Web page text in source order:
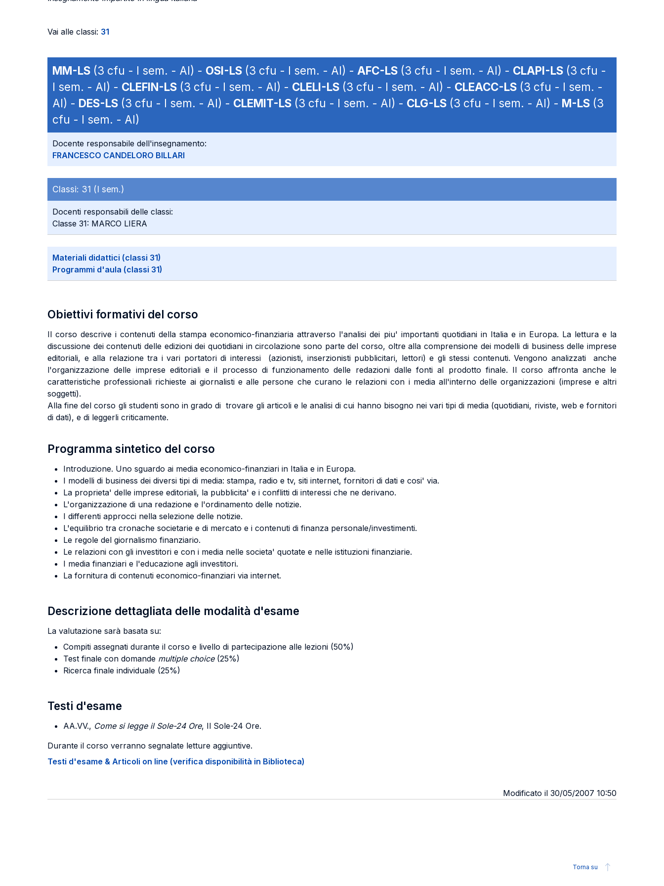
Vai alle classi: 31
MM-LS (3 cfu - I sem. - AI) - OSI-LS (3 cfu - I sem. - AI) - AFC-LS (3 cfu - I sem. - AI) - CLAPI-LS (3 cfu -
I sem. - AI) - CLEFIN-LS (3 cfu - I sem. - AI) - CLELI-LS (3 cfu - I sem. - AI) - CLEACC-LS (3 cfu - I sem. -
AI) - DES-LS (3 cfu - I sem. - AI) - CLEMIT-LS (3 cfu - I sem. - AI) - CLG-LS (3 cfu - I sem. - AI) - M-LS (3
cfu - I sem. - AI)
Docente responsabile dell'insegnamento:
FRANCESCO CANDELORO BILLARI
Classi: 31 (I sem.)
Docenti responsabili delle classi:
Classe 31: MARCO LIERA
Materiali didattici (classi 31)
Programmi d'aula (classi 31)
Obiettivi formativi del corso
Il corso descrive i contenuti della stampa economico-finanziaria attraverso l'analisi dei piu' importanti quotidiani in Italia e in Europa. La lettura e la
discussione dei contenuti delle edizioni dei quotidiani in circolazione sono parte del corso, oltre alla comprensione dei modelli di business delle imprese
editoriali, e alla relazione tra i vari portatori di interessi (azionisti, inserzionisti pubblicitari, lettori) e gli stessi contenuti. Vengono analizzati anche
l'organizzazione delle imprese editoriali e il processo di funzionamento delle redazioni dalle fonti al prodotto finale. Il corso affronta anche le
caratteristiche professionali richieste ai giornalisti e alle persone che curano le relazioni con i media all'interno delle organizzazioni (imprese e altri
soggetti).
Alla fine del corso gli studenti sono in grado di trovare gli articoli e le analisi di cui hanno bisogno nei vari tipi di media (quotidiani, riviste, web e fornitori
di dati), e di leggerli criticamente.
Programma sintetico del corso
Introduzione. Uno sguardo ai media economico-finanziari in Italia e in Europa.
I modelli di business dei diversi tipi di media: stampa, radio e tv, siti internet, fornitori di dati e cosi' via.
La proprieta' delle imprese editoriali, la pubblicita' e i conflitti di interessi che ne derivano.
L'organizzazione di una redazione e l'ordinamento delle notizie.
I differenti approcci nella selezione delle notizie.
L'equilibrio tra cronache societarie e di mercato e i contenuti di finanza personale/investimenti.
Le regole del giornalismo finanziario.
Le relazioni con gli investitori e con i media nelle societa' quotate e nelle istituzioni finanziarie.
I media finanziari e l'educazione agli investitori.
La fornitura di contenuti economico-finanziari via internet.
Descrizione dettagliata delle modalità d'esame
La valutazione sarà basata su:
Compiti assegnati durante il corso e livello di partecipazione alle lezioni (50%)
Test finale con domande multiple choice (25%)
Ricerca finale individuale (25%)
Testi d'esame
AA.VV., Come si legge il Sole-24 Ore, Il Sole-24 Ore.
Durante il corso verranno segnalate letture aggiuntive.
Testi d'esame & Articoli on line (verifica disponibilità in Biblioteca)
Modificato il 30/05/2007 10:50
Torna su